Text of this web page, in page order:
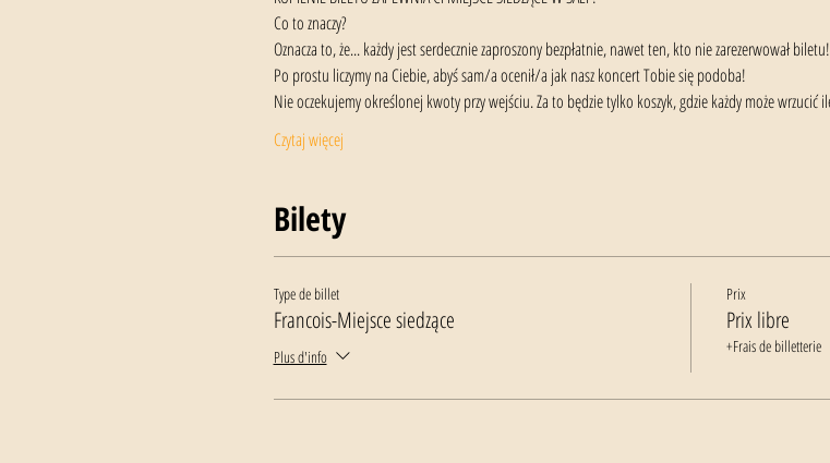
Co to znaczy?
Oznacza to, że... każdy jest serdecznie zaproszony bezpłatnie, nawet ten, kto nie zarezerwował biletu!
Po prostu liczymy na Ciebie, abyś sam/a ocenił/a jak nasz koncert Tobie się podoba!
Nie oczekujemy określonej kwoty przy wejściu. Za to będzie tylko koszyk, gdzie każdy może
Czytaj więcej
Bilety
Type de billet
Francois-Miejsce siedzące
Plus d'info
Prix
Prix libre
+Frais de billetterie